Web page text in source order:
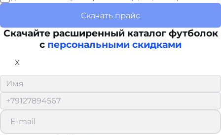
Скачать прайс
Скачайте расширенный каталог футболок
с персональными скидками
X